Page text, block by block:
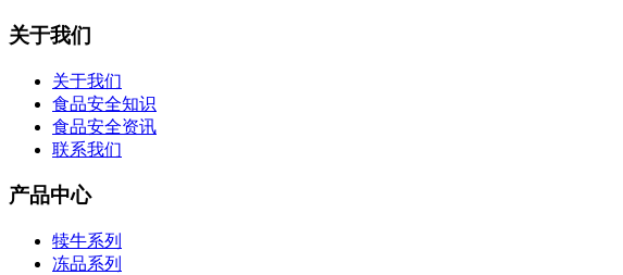
关于我们
关于我们
食品安全知识
食品安全资讯
联系我们
产品中心
犊牛系列
冻品系列